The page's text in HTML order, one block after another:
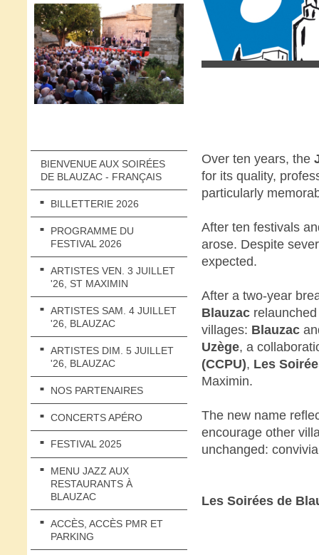
BIENVENUE AUX SOIRÉES
DE BLAUZAC - FRANÇAIS
BILLETTERIE 2026
PROGRAMME DU
FESTIVAL 2026
ARTISTES VEN. 3 JUILLET
'26, ST MAXIMIN
ARTISTES SAM. 4 JUILLET
'26, BLAUZAC
ARTISTES DIM. 5 JUILLET
'26, BLAUZAC
NOS PARTENAIRES
CONCERTS APÉRO
FESTIVAL 2025
MENU JAZZ AUX
RESTAURANTS À
BLAUZAC
ACCÈS, ACCÈS PMR ET
PARKING
Over ten years, the
for its quality,
particularly
After ten festivals
arose. Despite
expected.
After a two-year
Blauzac
villages: Blauzac
Uzège, a
(CCPU), Les
Maximin.
The new name
encourage other
unchanged:
Les Soirées de